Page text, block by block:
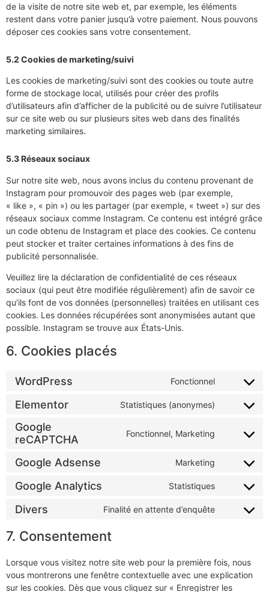
de la visite de notre site web et, par exemple, les éléments
restent dans votre panier jusqu’à votre paiement. Nous pouvons
déposer ces cookies sans votre consentement.
5.2 Cookies de marketing/suivi
Les cookies de marketing/suivi sont des cookies ou toute autre
forme de stockage local, utilisés pour créer des profils
d’utilisateurs afin d’afficher de la publicité ou de suivre l’utilisateur
sur ce site web ou sur plusieurs sites web dans des finalités
marketing similaires.
5.3 Réseaux sociaux
Sur notre site web, nous avons inclus du contenu provenant de
Instagram pour promouvoir des pages web (par exemple,
« like », « pin ») ou les partager (par exemple, « tweet ») sur des
réseaux sociaux comme Instagram. Ce contenu est intégré grâce
un code obtenu de Instagram et place des cookies. Ce contenu
peut stocker et traiter certaines informations à des fins de
publicité personnalisée.
Veuillez lire la déclaration de confidentialité de ces réseaux
sociaux (qui peut être modifiée régulièrement) afin de savoir ce
qu’ils font de vos données (personnelles) traitées en utilisant ces
cookies. Les données récupérées sont anonymisées autant que
possible. Instagram se trouve aux États-Unis.
6. Cookies placés
WordPress Fonctionnel
Elementor Statistiques (anonymes)
Google
reCAPTCHA
Fonctionnel, Marketing
Google Adsense Marketing
Google Analytics Statistiques
Divers Finalité en attente d’enquête
7. Consentement
Lorsque vous visitez notre site web pour la première fois, nous
vous montrerons une fenêtre contextuelle avec une explication
sur les cookies. Dès que vous cliquez sur « Enregistrer les